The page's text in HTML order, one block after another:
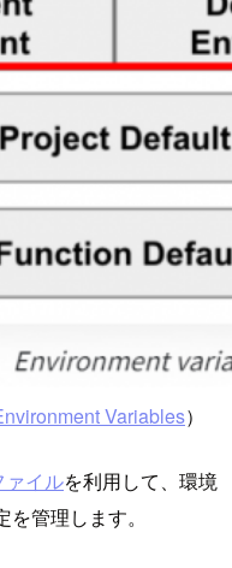
Variables）
ァイルを利用して、環境
管理します。